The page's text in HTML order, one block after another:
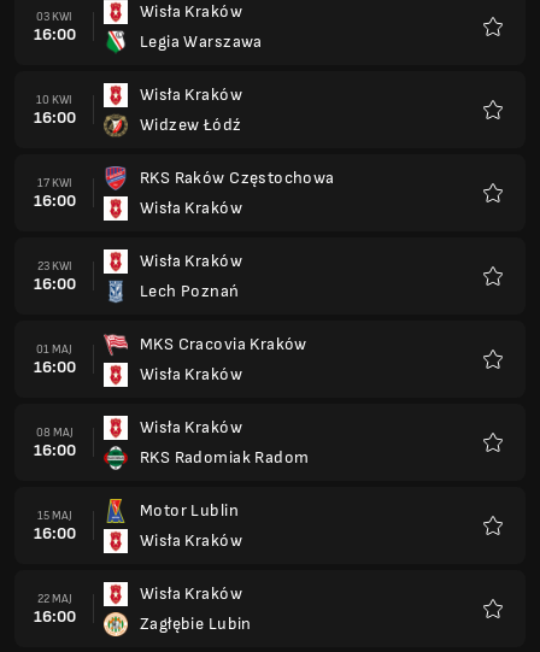
03 KWI
16:00
Wisła Kraków
Legia Warszawa
10 KWI
16:00
Wisła Kraków
Widzew Łódź
17 KWI
16:00
RKS Raków Częstochowa
Wisła Kraków
23 KWI
16:00
Wisła Kraków
Lech Poznań
01 MAJ
16:00
MKS Cracovia Kraków
Wisła Kraków
08 MAJ
16:00
Wisła Kraków
RKS Radomiak Radom
15 MAJ
16:00
Motor Lublin
Wisła Kraków
22 MAJ
16:00
Wisła Kraków
Zagłębie Lubin